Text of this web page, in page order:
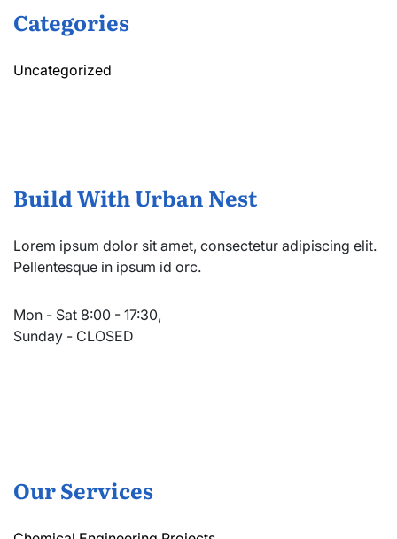
Categories
Uncategorized
Build With Urban Nest
Lorem ipsum dolor sit amet, consectetur adipiscing elit.
Pellentesque in ipsum id orc.
Mon - Sat 8:00 - 17:30,
Sunday - CLOSED
Our Services